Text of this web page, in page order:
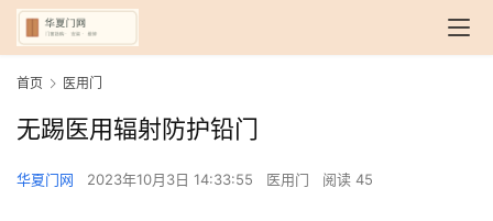
首页 医用门
无踢医用辐射防护铅门
华夏门网 2023年10月3日 14:33:55 医用门 阅读 45